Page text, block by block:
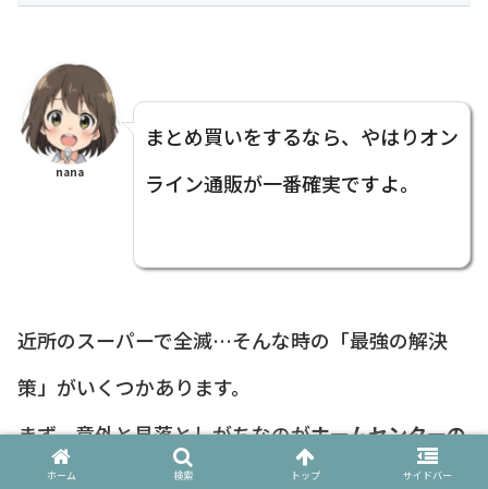
nana
まとめ買いをするなら、やはりオン
ライン通販が一番確実ですよ。
近所のスーパーで全滅…そんな時の「最強の解決
策」がいくつかあります。
まず、意外と見落としがちなのがホームセンターの
食品コーナー
です。
ホーム 検索 トップ サイドバー